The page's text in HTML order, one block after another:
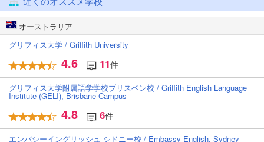
オーストラリア
グリフィス大学 / Griffith University
4.6 11件
グリフィス大学附属語学学校ブリスベン校 / Griffith English Language
Institute (GELI), Brisbane Campus
4.8 6件
エンバシーイングリッシュ シドニー校 / Embassy English, Sydney